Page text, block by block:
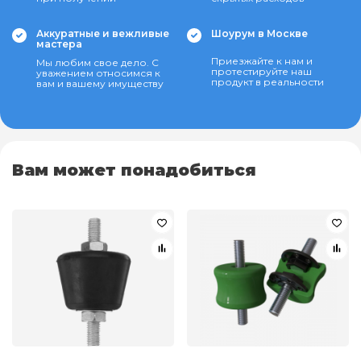
Аккуратные и вежливые
мастера
Мы любим свое дело. С
уважением относимся к
вам и вашему имуществу
Шоурум в Москве
Приезжайте к нам и
протестируйте наш
продукт в реальности
Вам может понадобиться